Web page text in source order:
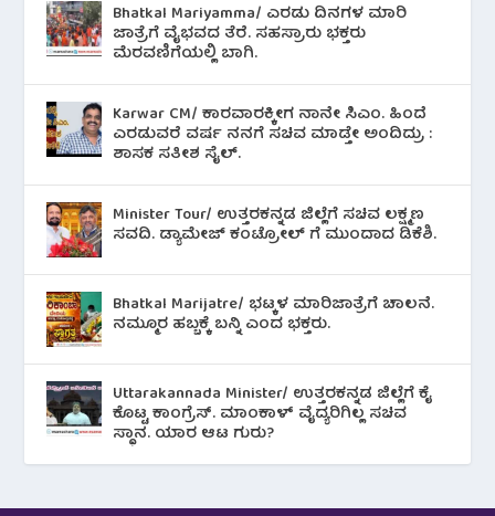
Bhatkal Mariyamma/ ಎರಡು ದಿನಗಳ ಮಾರಿ
ಜಾತ್ರೆಗೆ ವೈಭವದ ತೆರೆ. ಸಹಸ್ರಾರು ಭಕ್ತರು
ಮೆರವಣಿಗೆಯಲ್ಲಿ ಬಾಗಿ.
Karwar CM/ ಕಾರವಾರಕ್ಕೀಗ ನಾನೇ ಸಿಎಂ. ಹಿಂದೆ
ಎರಡುವರೆ ವರ್ಷ ನನಗೆ ಸಚಿವ ಮಾಡ್ತೇ ಅಂದಿದ್ರು :
ಶಾಸಕ ಸತೀಶ ಸೈಲ್.
Minister Tour/ ಉತ್ತರಕನ್ನಡ ಜಿಲ್ಲೆಗೆ ಸಚಿವ ಲಕ್ಷ್ಮಣ
ಸವದಿ. ಡ್ಯಾಮೇಜ್ ಕಂಟ್ರೋಲ್ ಗೆ ಮುಂದಾದ ಡಿಕೆಶಿ.
Bhatkal Marijatre/ ಭಟ್ಕಳ ಮಾರಿಜಾತ್ರೆಗೆ ಚಾಲನೆ.
ನಮ್ಮೂರ ಹಬ್ಬಕ್ಕೆ ಬನ್ನಿ ಎಂದ ಭಕ್ತರು.
Uttarakannada Minister/ ಉತ್ತರಕನ್ನಡ ಜಿಲ್ಲೆಗೆ ಕೈ
ಕೊಟ್ಟ ಕಾಂಗ್ರೆಸ್. ಮಾಂಕಾಳ್ ವೈದ್ಯರಿಗಿಲ್ಲ ಸಚಿವ
ಸ್ಥಾನ. ಯಾರ ಆಟ ಗುರು?